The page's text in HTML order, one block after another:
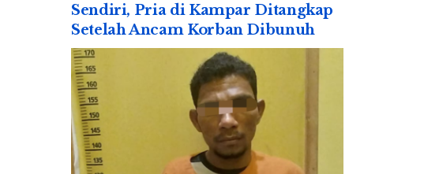
Sendiri, Pria di Kampar Ditangkap
Setelah Ancam Korban Dibunuh